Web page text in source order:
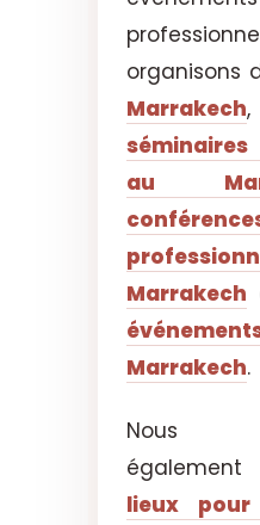
organisons
Marrakech
au
Marrakech
Marrakech.
Nous
également
lieux